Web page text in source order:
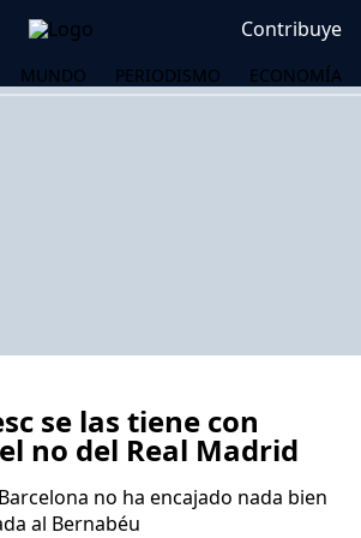
Contribuye
MUNDO PERIODISMO ECONOMÍA
se las tiene con
no del Real Madrid
no ha encajado nada bien
al Bernabéu